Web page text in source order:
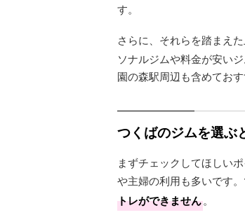
す。
さらに、それらを踏まえ
ソナルジムや料金が安い
園の森駅周辺も含めてお
つくばのジムを選
まずチェックしてほしい
や主婦の利用も多いです。
トレができません。